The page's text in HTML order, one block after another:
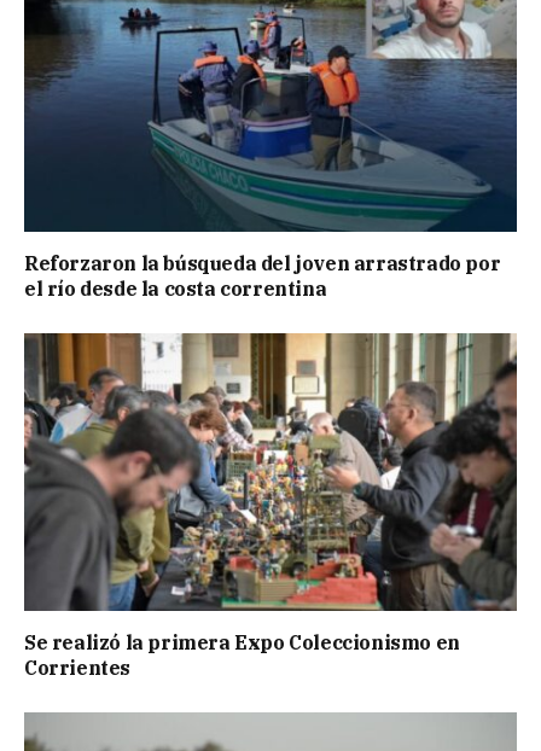
Reforzaron la búsqueda del joven arrastrado por
el río desde la costa correntina
Se realizó la primera Expo Coleccionismo en
Corrientes